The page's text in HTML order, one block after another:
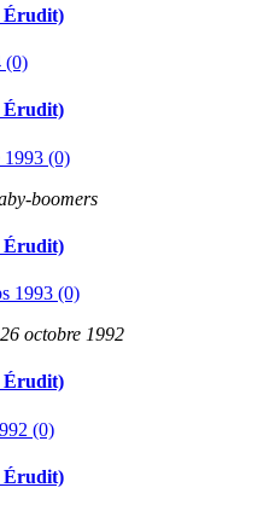
Érudit)
(0)
Érudit)
1993 (0)
boomers
Érudit)
1993 (0)
octobre 1992
Érudit)
(0)
Érudit)